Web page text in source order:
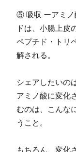
⑤ 吸収 ーアミノ
ドは、小腸上皮
ペプチド・トリ
解される。
シェアしたいの
アミノ酸に変化
むのは、こんな
うこと。
もちろん、変化